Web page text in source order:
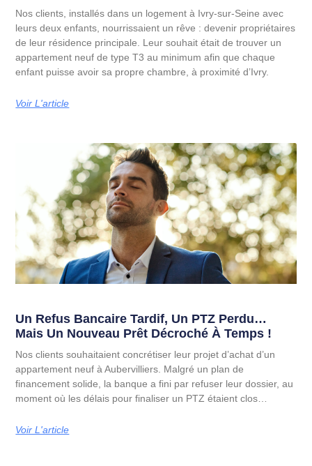
Nos clients, installés dans un logement à Ivry-sur-Seine avec
leurs deux enfants, nourrissaient un rêve : devenir propriétaires
de leur résidence principale. Leur souhait était de trouver un
appartement neuf de type T3 au minimum afin que chaque
enfant puisse avoir sa propre chambre, à proximité d’Ivry.
Voir L'article
Un Refus Bancaire Tardif, Un PTZ Perdu…
Mais Un Nouveau Prêt Décroché À Temps !
Nos clients souhaitaient concrétiser leur projet d’achat d’un
appartement neuf à Aubervilliers. Malgré un plan de
financement solide, la banque a fini par refuser leur dossier, au
moment où les délais pour finaliser un PTZ étaient clos…
Voir L'article